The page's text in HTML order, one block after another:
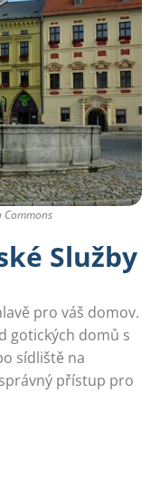
Commons
Služby
pro váš domov.
gotických domů s
sídliště na
přístup pro